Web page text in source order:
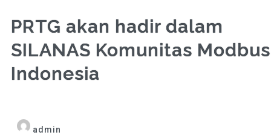
PRTG akan hadir dalam
SILANAS Komunitas Modbus
Indonesia
admin